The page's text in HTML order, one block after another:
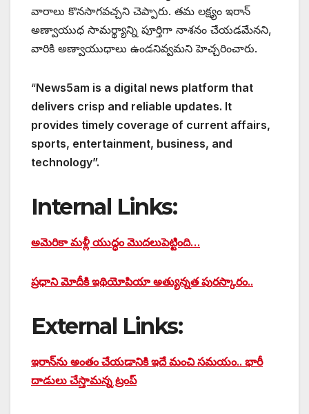
వారాలు కొనసాగవచ్చని చెప్పారు. తమ లక్ష్యం ఇరాన్
అణ్వాయుధ సామర్థ్యాన్ని పూర్తిగా నాశనం చేయడమేనని,
వారికి అణ్వాయుధాలు ఉండనివ్వమని హెచ్చరించారు.
“News5am is a digital news platform that
delivers crisp and reliable updates. It
provides timely coverage of current affairs,
sports, entertainment, business, and
technology”.
Internal Links:
అమెరికా మళ్లీ యుద్ధం మొదలుపెట్టింది…
ప్రధాని మోదీకి ఇథియోపియా అత్యున్నత పురస్కారం..
External Links:
ఇరాన్‌ను అంతం చేయడానికి ఇదే మంచి సమయం.. భారీ
దాడులు చేస్తామన్న ట్రంప్